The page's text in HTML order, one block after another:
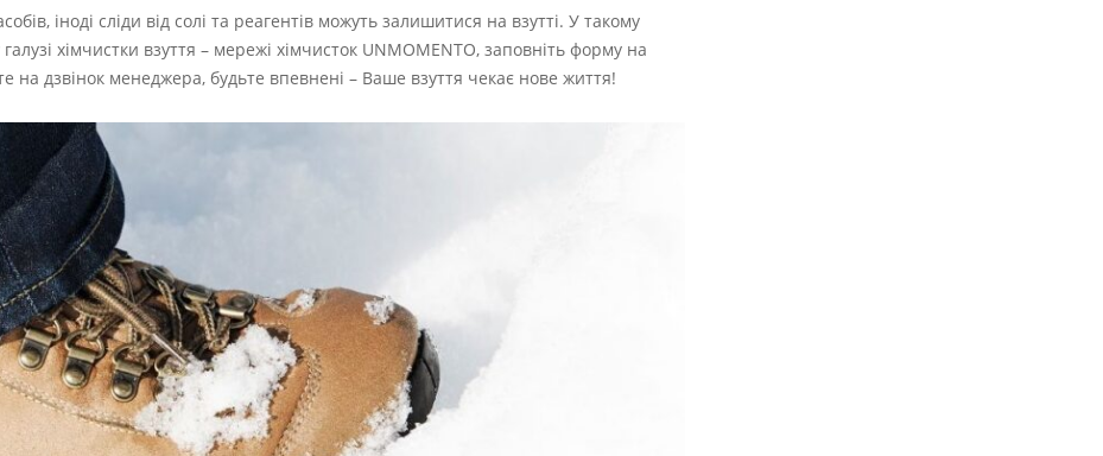
іноді сліди від солі та реагентів можуть залишитися на взутті. У такому
хімчистки взуття – мережі хімчисток UNMOMENTO, заповніть форму на
на дзвінок менеджера, будьте впевнені – Ваше взуття чекає нове життя!